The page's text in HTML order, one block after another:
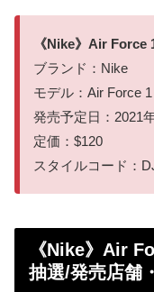
《Nike》Air Force
ブランド：Nike
モデル：Air Force 1
発売予定日：2021
定価：$120
スタイルコード：
《Nike》Air
抽選/発売店舗